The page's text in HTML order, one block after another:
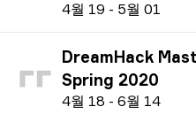
4월 19 - 5월 01
DreamHack
Spring 2020
4월 18 - 6월 14